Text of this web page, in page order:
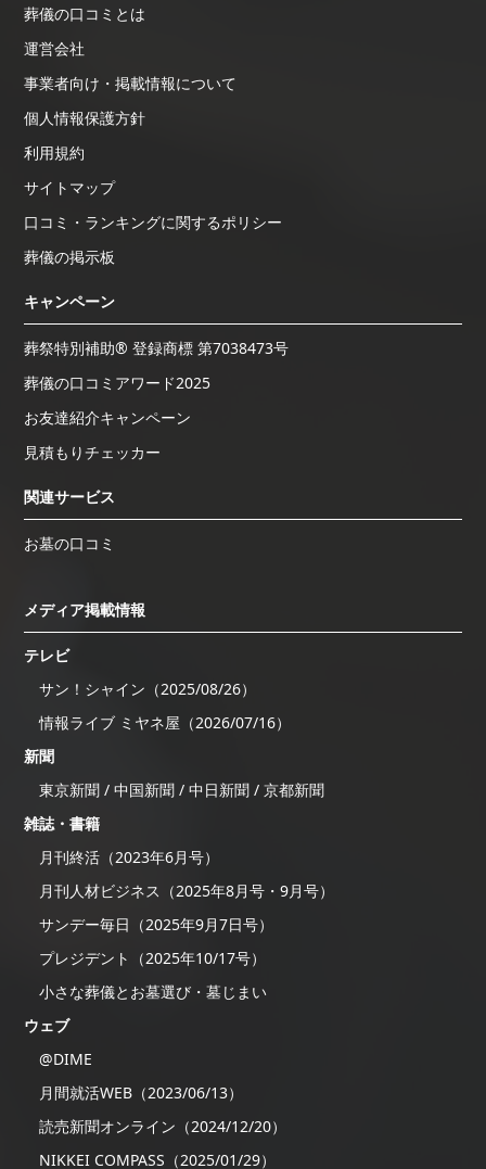
葬儀の口コミとは
運営会社
事業者向け・掲載情報について
個人情報保護方針
利用規約
サイトマップ
口コミ・ランキングに関するポリシー
葬儀の掲示板
キャンペーン
葬祭特別補助® 登録商標 第7038473号
葬儀の口コミアワード2025
お友達紹介キャンペーン
見積もりチェッカー
関連サービス
お墓の口コミ
メディア掲載情報
テレビ
サン！シャイン（2025/08/26）
情報ライブ ミヤネ屋（2026/07/16）
新聞
東京新聞 / 中国新聞 / 中日新聞 / 京都新聞
雑誌・書籍
月刊終活（2023年6月号）
月刊人材ビジネス（2025年8月号・9月号）
サンデー毎日（2025年9月7日号）
プレジデント（2025年10/17号）
小さな葬儀とお墓選び・墓じまい
ウェブ
@DIME
月間就活WEB（2023/06/13）
読売新聞オンライン（2024/12/20）
NIKKEI COMPASS（2025/01/29）